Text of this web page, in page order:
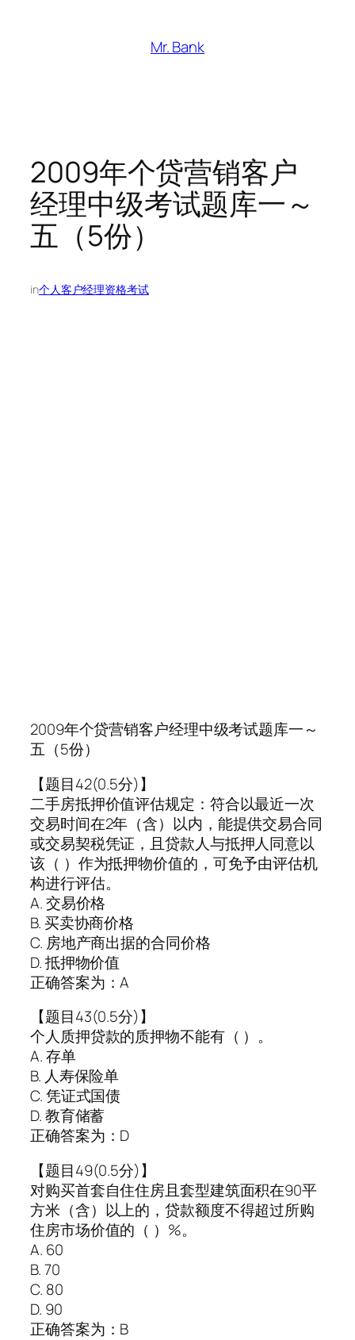
Mr. Bank
2009年个贷营销客户
经理中级考试题库一～
五（5份）
in个人客户经理资格考试
2009年个贷营销客户经理中级考试题库一～
五（5份）
【题目42(0.5分)】
二手房抵押价值评估规定：符合以最近一次
交易时间在2年（含）以内，能提供交易合同
或交易契税凭证，且贷款人与抵押人同意以
该（ ）作为抵押物价值的，可免予由评估机
构进行评估。
A. 交易价格
B. 买卖协商价格
C. 房地产商出据的合同价格
D. 抵押物价值
正确答案为：A
【题目43(0.5分)】
个人质押贷款的质押物不能有（ ）。
A. 存单
B. 人寿保险单
C. 凭证式国债
D. 教育储蓄
正确答案为：D
【题目49(0.5分)】
对购买首套自住住房且套型建筑面积在90平
方米（含）以上的，贷款额度不得超过所购
住房市场价值的（ ）%。
A. 60
B. 70
C. 80
D. 90
正确答案为：B